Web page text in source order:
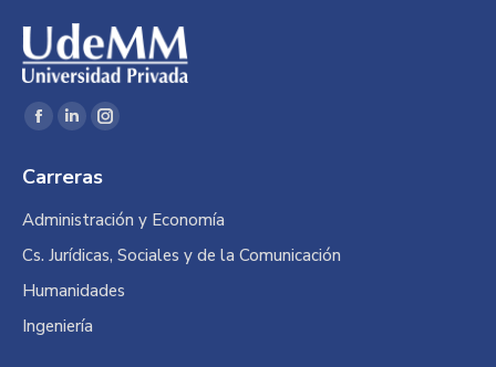
Encuéntranos en:
Facebook
opens
in
new
Linkedin
opens
in
new
Instagram
in
new
Carreras
Administración y Economía
Cs. Jurídicas, Sociales y de la Comunicación
Humanidades
Ingeniería